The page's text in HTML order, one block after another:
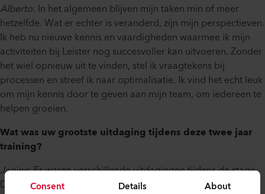
Consent Details About
Alberto: In het algemeen blijven mijn taken min of meer
hetzelfde. Wat er echter is veranderd, zijn mijn perspectieven.
Ik heb nu nieuwe kennis en vaardigheden waarmee ik mijn
activiteiten bij Leister nog succesvoller kan uitvoeren. Zonder
het wiel opnieuw uit te vinden, stel ik vraagtekens bij
processen en streef ik naar optimalisatie. Ik vind het echt leuk
om mijn kennis door te geven aan mijn team, om iedereen te
helpen groeien.
Wat was uw grootste uitdaging tijdens deze twee jaar
training?
Janine: Er waren verschillende uitdagingen tijdens de stage.
De eerste keer ging terug naar school en leerde opnieuw na